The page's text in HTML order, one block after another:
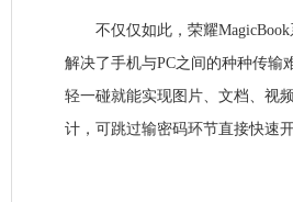
不仅仅如此，荣耀MagicBook
解决了手机与PC之间的种种传输
轻一碰就能实现图片、文档、视
计，可跳过输密码环节直接快速